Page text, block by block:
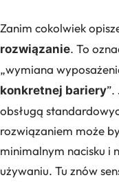
Zanim cokolwiek
rozwiązanie. To
„wymiana
konkretnej bariery
obsługą
rozwiązaniem może
minimalnym nacisku i
używaniu. Tu znów